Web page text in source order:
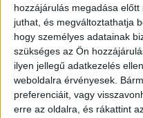
hozzájárulás megadása
juthat, és megváltoztathatja
hogy személyes adatainak
szükséges az Ön
ilyen jellegű adatkezelés
weboldalra érvényesek.
preferenciáit, vagy
erre az oldalra, és rákattint
Az U20 I. osztály Keleti-
gőzelemmel és 2
pedig azt jelentette, hogy
pedig a Budaörs várt a
abszolválták a mieink, a
rangadó. Végig szorosan